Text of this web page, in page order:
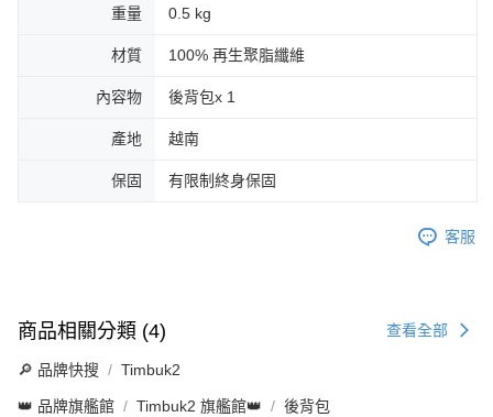
重量 0.5 kg
材質 100% 再生聚脂纖維
內容物 後背包x 1
產地 越南
保固 有限制終身保固
客服
商品相關分類 (4) 查看全部
🔎 品牌快搜 Timbuk2
👑 品牌旗艦館 Timbuk2 旗艦館👑 後背包